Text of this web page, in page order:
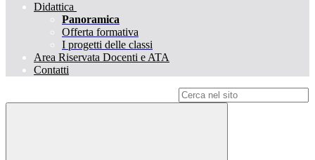
Didattica
Panoramica
Offerta formativa
I progetti delle classi
Area Riservata Docenti e ATA
Contatti